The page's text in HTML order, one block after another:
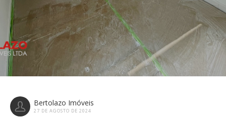
Bertolazo Imóveis
27 DE AGOSTO DE 2024